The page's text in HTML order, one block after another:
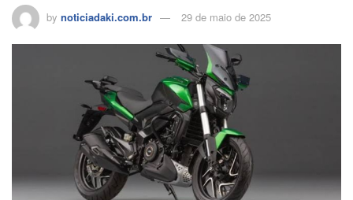
by noticiadaki.com.br 29 de maio de 2025